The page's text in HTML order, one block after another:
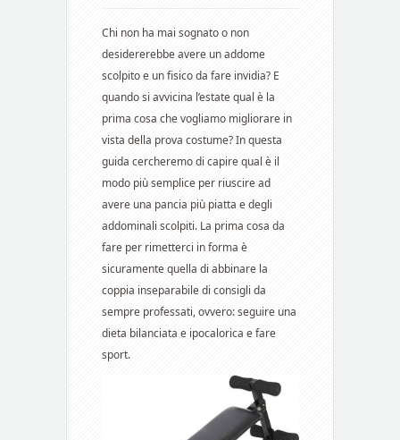
Chi non ha mai sognato o non
desidererebbe avere un addome
scolpito e un fisico da fare invidia? E
quando si avvicina l’estate qual è la
prima cosa che vogliamo migliorare in
vista della prova costume? In questa
guida cercheremo di capire qual è il
modo più semplice per riuscire ad
avere una pancia più piatta e degli
addominali scolpiti. La prima cosa da
fare per rimetterci in forma è
sicuramente quella di abbinare la
coppia inseparabile di consigli da
sempre professati, ovvero: seguire una
dieta bilanciata e ipocalorica e fare
sport.